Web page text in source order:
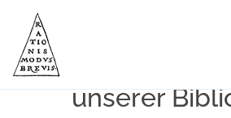
Einfache Suche
unserer